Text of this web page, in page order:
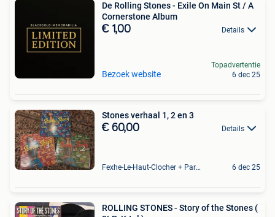
De Rolling Stones - Exile On Main St / A
Cornerstone Album
€ 1,00 Details
Bezoek website
Topadvertentie
6 dec 25
Stones verhaal 1, 2 en 3
€ 60,00 Details
Fexhe-Le-Haut-Clocher + Partie De Momalle 6 dec 25
ROLLING STONES - Story of the Stones (